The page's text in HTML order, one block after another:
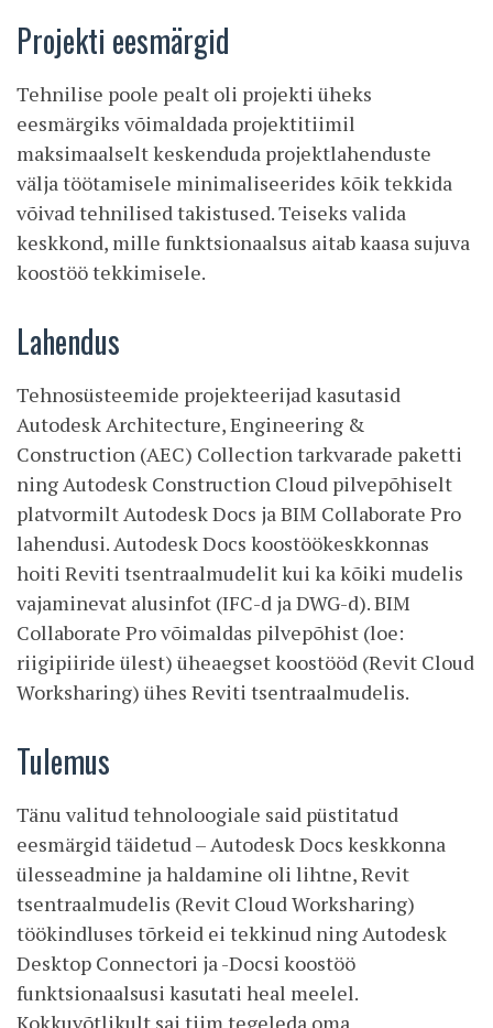
Projekti eesmärgid
Tehnilise poole pealt oli projekti üheks
eesmärgiks võimaldada projektitiimil
maksimaalselt keskenduda projektlahenduste
välja töötamisele minimaliseerides kõik tekkida
võivad tehnilised takistused. Teiseks valida
keskkond, mille funktsionaalsus aitab kaasa sujuva
koostöö tekkimisele.
Lahendus
Tehnosüsteemide projekteerijad kasutasid
Autodesk Architecture, Engineering &
Construction (AEC) Collection tarkvarade paketti
ning Autodesk Construction Cloud pilvepõhiselt
platvormilt Autodesk Docs ja BIM Collaborate Pro
lahendusi. Autodesk Docs koostöökeskkonnas
hoiti Reviti tsentraalmudelit kui ka kõiki mudelis
vajaminevat alusinfot (IFC-d ja DWG-d). BIM
Collaborate Pro võimaldas pilvepõhist (loe:
riigipiiride ülest) üheaegset koostööd (Revit Cloud
Worksharing) ühes Reviti tsentraalmudelis.
Tulemus
Tänu valitud tehnoloogiale said püstitatud
eesmärgid täidetud – Autodesk Docs keskkonna
ülesseadmine ja haldamine oli lihtne, Revit
tsentraalmudelis (Revit Cloud Worksharing)
töökindluses tõrkeid ei tekkinud ning Autodesk
Desktop Connectori ja -Docsi koostöö
funktsionaalsusi kasutati heal meelel.
Kokkuvõtlikult sai tiim tegeleda oma